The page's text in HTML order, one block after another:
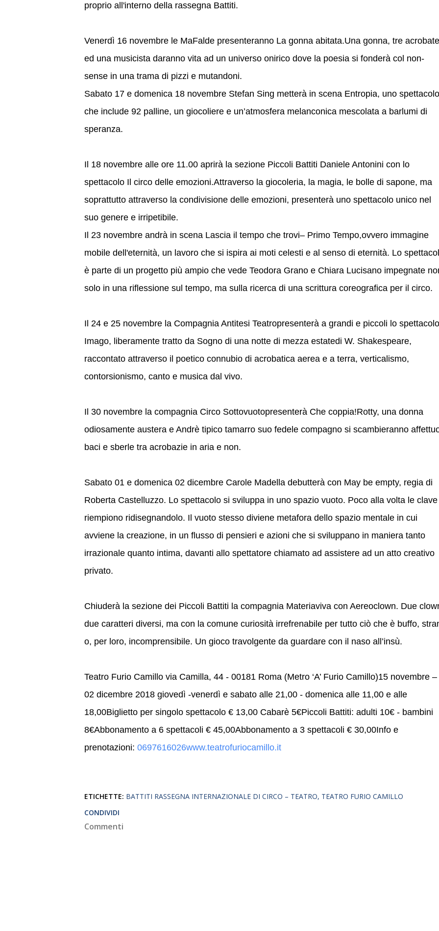
proprio all'interno della rassegna Battiti.
Venerdì 16 novembre le MaFalde presenteranno La gonna abitata.Una gonna, tre acrobate
ed una musicista daranno vita ad un universo onirico dove la poesia si fonderà col non-
sense in una trama di pizzi e mutandoni.
Sabato 17 e domenica 18 novembre Stefan Sing metterà in scena Entropia, uno spettacolo
che include 92 palline, un giocoliere e un’atmosfera melanconica mescolata a barlumi di
speranza.
Il 18 novembre alle ore 11.00 aprirà la sezione Piccoli Battiti Daniele Antonini con lo
spettacolo Il circo delle emozioni.Attraverso la giocoleria, la magia, le bolle di sapone, ma
soprattutto attraverso la condivisione delle emozioni, presenterà uno spettacolo unico nel
suo genere e irripetibile.
Il 23 novembre andrà in scena Lascia il tempo che trovi– Primo Tempo,ovvero immagine
mobile dell'eternità, un lavoro che si ispira ai moti celesti e al senso di eternità. Lo
è parte di un progetto più ampio che vede Teodora Grano e Chiara Lucisano impegnate
solo in una riflessione sul tempo, ma sulla ricerca di una scrittura coreografica per il circo.
Il 24 e 25 novembre la Compagnia Antitesi Teatropresenterà a grandi e piccoli lo spettacolo
Imago, liberamente tratto da Sogno di una notte di mezza estatedi W. Shakespeare,
raccontato attraverso il poetico connubio di acrobatica aerea e a terra, verticalismo,
contorsionismo, canto e musica dal vivo.
Il 30 novembre la compagnia Circo Sottovuotopresenterà Che coppia!Rotty, una donna
odiosamente austera e Andrè tipico tamarro suo fedele compagno si scambieranno
baci e sberle tra acrobazie in aria e non.
Sabato 01 e domenica 02 dicembre Carole Madella debutterà con May be empty, regia di
Roberta Castelluzzo. Lo spettacolo si sviluppa in uno spazio vuoto. Poco alla volta le
riempiono ridisegnandolo. Il vuoto stesso diviene metafora dello spazio mentale in cui
avviene la creazione, in un flusso di pensieri e azioni che si sviluppano in maniera tanto
irrazionale quanto intima, davanti allo spettatore chiamato ad assistere ad un atto creativo
privato.
Chiuderà la sezione dei Piccoli Battiti la compagnia Materiaviva con Aereoclown. Due
due caratteri diversi, ma con la comune curiosità irrefrenabile per tutto ciò che è buffo,
o, per loro, incomprensibile. Un gioco travolgente da guardare con il naso all’insù.
Teatro Furio Camillo via Camilla, 44 - 00181 Roma (Metro ‘A’ Furio Camillo)15 novembre –
02 dicembre 2018 giovedì -venerdì e sabato alle 21,00 - domenica alle 11,00 e alle
18,00Biglietto per singolo spettacolo € 13,00 Cabarè 5€Piccoli Battiti: adulti 10€ - bambini
8€Abbonamento a 6 spettacoli € 45,00Abbonamento a 3 spettacoli € 30,00Info e
prenotazioni: 0697616026www.teatrofuriocamillo.it
ETICHETTE: BATTITI RASSEGNA INTERNAZIONALE DI CIRCO – TEATRO TEATRO FURIO CAMILLO
CONDIVIDI
Commenti